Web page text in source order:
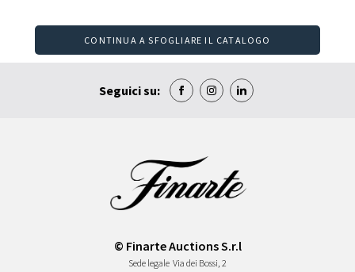
CONTINUA A SFOGLIARE IL CATALOGO
Seguici su:
© Finarte Auctions S.r.l
Sede legale Via dei Bossi, 2